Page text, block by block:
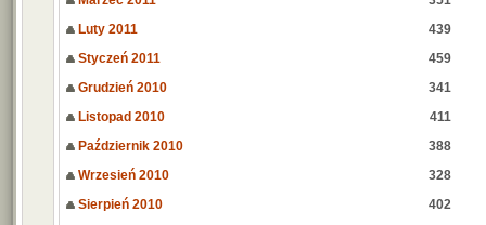
Luty 2011
439
Styczeń 2011
459
Grudzień 2010
341
Listopad 2010
411
Październik 2010
388
Wrzesień 2010
328
Sierpień 2010
402